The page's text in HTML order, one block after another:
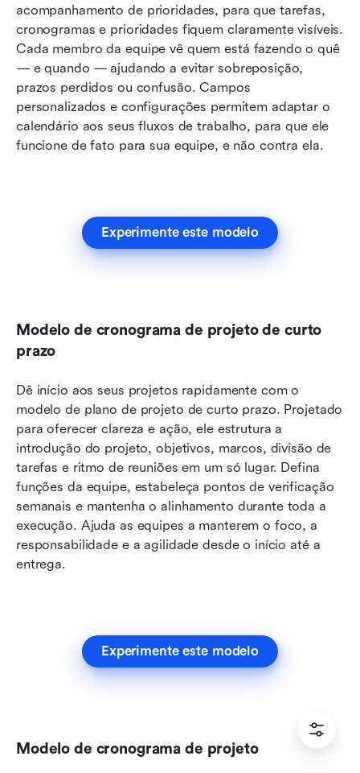
acompanhamento de prioridades, para que tarefas,
cronogramas e prioridades fiquem claramente visíveis.
Cada membro da equipe vê quem está fazendo o quê
— e quando — ajudando a evitar sobreposição,
prazos perdidos ou confusão. Campos
personalizados e configurações permitem adaptar o
calendário aos seus fluxos de trabalho, para que ele
funcione de fato para sua equipe, e não contra ela.
Experimente este modelo
Modelo de cronograma de projeto de curto
prazo
Dê início aos seus projetos rapidamente com o
modelo de plano de projeto de curto prazo. Projetado
para oferecer clareza e ação, ele estrutura a
introdução do projeto, objetivos, marcos, divisão de
tarefas e ritmo de reuniões em um só lugar. Defina
funções da equipe, estabeleça pontos de verificação
semanais e mantenha o alinhamento durante toda a
execução. Ajuda as equipes a manterem o foco, a
responsabilidade e a agilidade desde o início até a
entrega.
Experimente este modelo
Modelo de cronograma de projeto